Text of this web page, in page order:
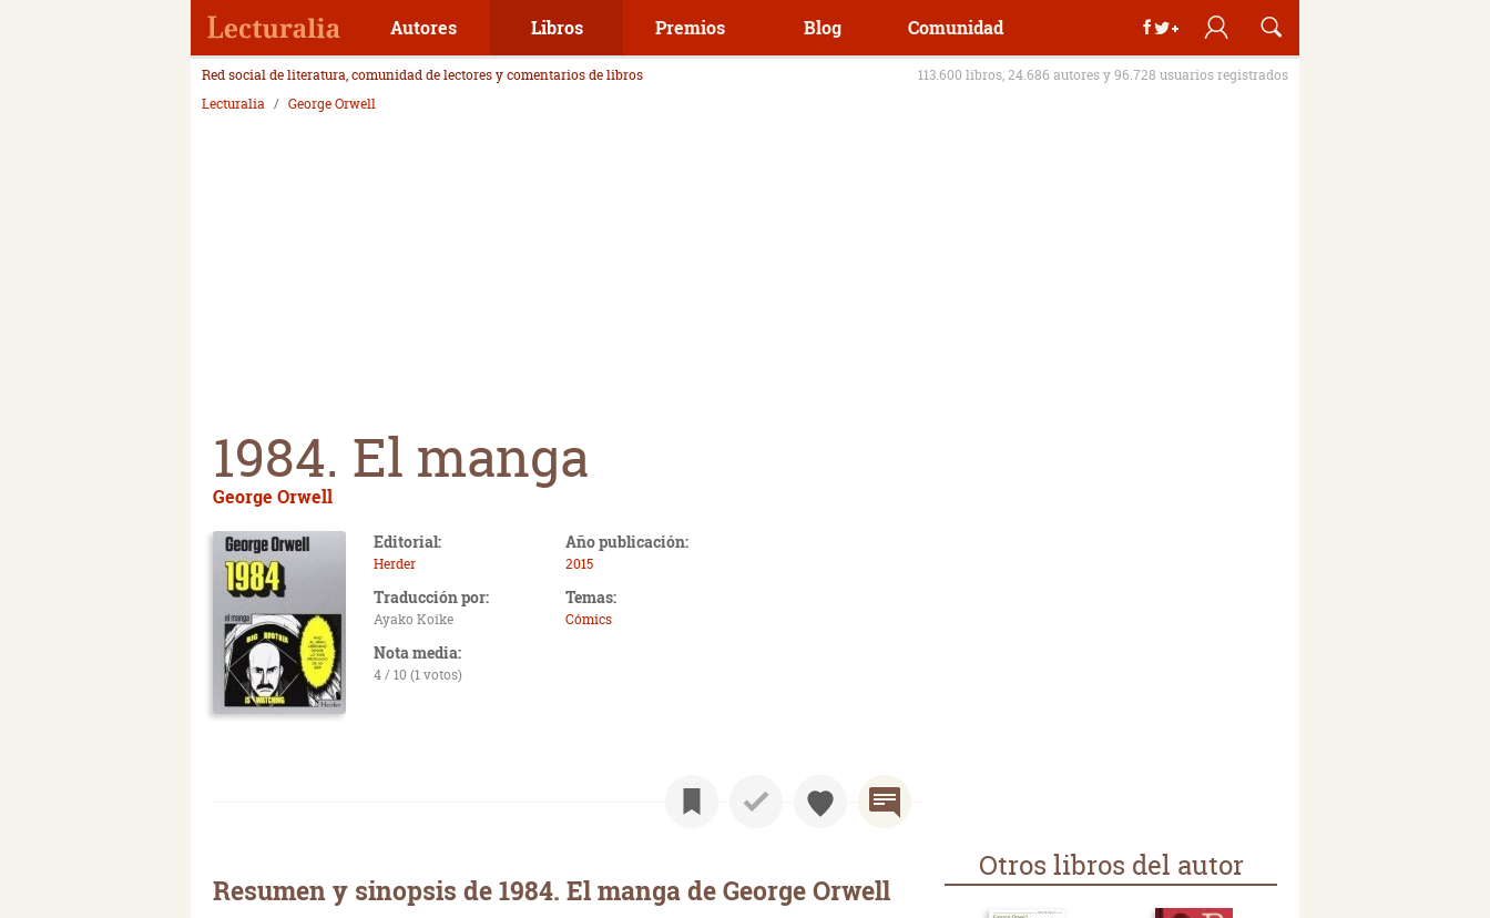
Autores Libros Premios Blog Comunidad
Red social de literatura, comunidad de lectores y comentarios de libros
113.600 libros, 24.686 autores y 96.728 usuarios registrados
Lecturalia
George Orwell
1984. El manga
George Orwell
Editorial:
Herder
Año publicación:
2015
Traducción por:
Ayako Koike
Temas:
Cómics
Nota media:
4 / 10 (1 votos)
Resumen y sinopsis de 1984. El manga de George Orwell
Otros libros del autor